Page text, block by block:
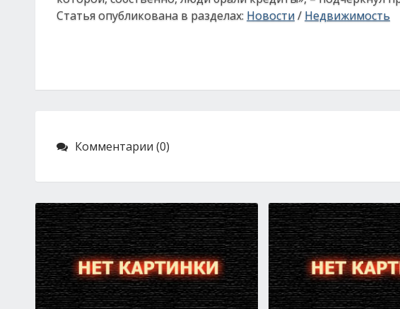
Статья опубликована в разделах: Новости/ Недвижимость
Комментарии (0)